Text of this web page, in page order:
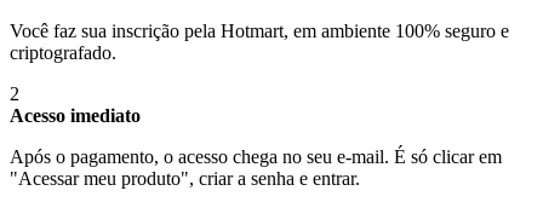
Você faz sua inscrição pela Hotmart, em ambiente 100% seguro e
criptografado.
2
Acesso imediato
Após o pagamento, o acesso chega no seu e-mail. É só clicar em
"Acessar meu produto", criar a senha e entrar.